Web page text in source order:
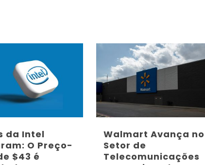
da Intel
O Preço-
$43 é
Walmart Avança no
Setor de
Telecomunicações